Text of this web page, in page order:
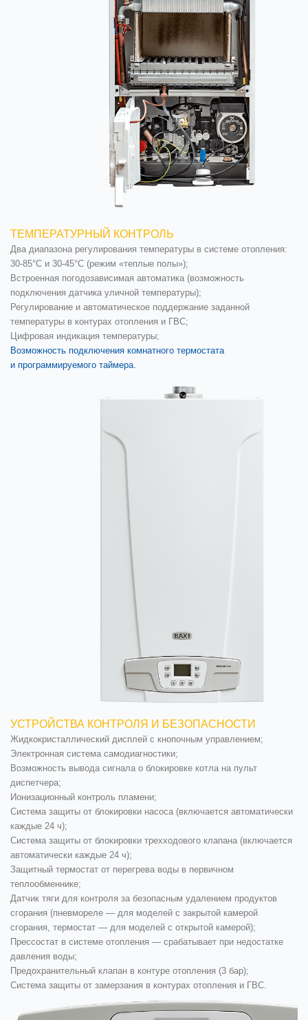
ТЕМПЕРАТУРНЫЙ КОНТРОЛЬ
Два диапазона регулирования температуры в системе отопления:
30-85°С и 30-45°С (режим «теплые полы»);
Встроенная погодозависимая автоматика (возможность
подключения датчика уличной температуры);
Регулирование и автоматическое поддержание заданной
температуры в контурах отопления и ГВС;
Цифровая индикация температуры;
Возможность подключения комнатного термостата
и программируемого таймера.
УСТРОЙСТВА КОНТРОЛЯ И БЕЗОПАСНОСТИ
Жидкокристаллический дисплей с кнопочным управлением;
Электронная система самодиагностики;
Возможность вывода сигнала о блокировке котла на пульт
диспетчера;
Ионизационный контроль пламени;
Система защиты от блокировки насоса (включается автоматически
каждые 24 ч);
Система защиты от блокировки трехходового клапана (включается
автоматически каждые 24 ч);
Защитный термостат от перегрева воды в первичном
теплообменнике;
Датчик тяги для контроля за безопасным удалением продуктов
сгорания (пневмореле — для моделей с закрытой камерой
сгорания, термостат — для моделей с открытой камерой);
Прессостат в системе отопления — срабатывает при недостатке
давления воды;
Предохранительный клапан в контуре отопления (3 бар);
Система защиты от замерзания в контурах отопления и ГВС.